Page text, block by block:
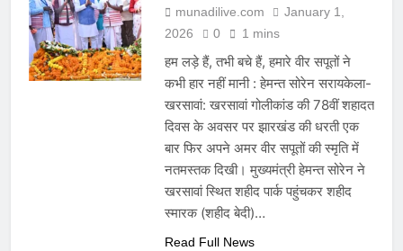
munadilive.com
January 1,
2026
0 1 mins
हम लड़े हैं, तभी बचे हैं, हमारे वीर सपूतों ने
कभी हार नहीं मानी : हेमन्त सोरेन सरायकेला-
खरसावां: खरसावां गोलीकांड की 78वीं शहादत
दिवस के अवसर पर झारखंड की धरती एक
बार फिर अपने अमर वीर सपूतों की स्मृति में
नतमस्तक दिखी। मुख्यमंत्री हेमन्त सोरेन ने
खरसावां स्थित शहीद पार्क पहुंचकर शहीद
स्मारक (शहीद बेदी)…
Read Full News